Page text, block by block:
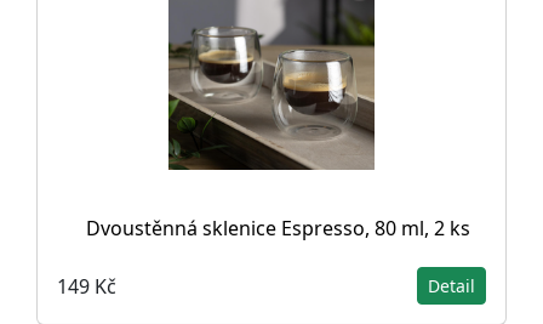
Dvoustěnná sklenice Espresso, 80 ml, 2 ks
149 Kč Detail